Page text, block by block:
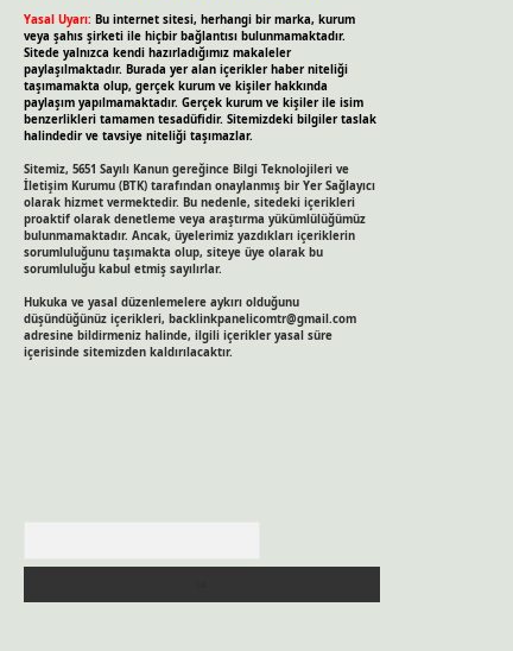
Yasal Uyarı: Bu internet sitesi, herhangi bir marka, kurum
veya şahıs şirketi ile hiçbir bağlantısı bulunmamaktadır.
Sitede yalnızca kendi hazırladığımız makaleler
paylaşılmaktadır. Burada yer alan içerikler haber niteliği
taşımamakta olup, gerçek kurum ve kişiler hakkında
paylaşım yapılmamaktadır. Gerçek kurum ve kişiler ile isim
benzerlikleri tamamen tesadüfidir. Sitemizdeki bilgiler taslak
halindedir ve tavsiye niteliği taşımazlar.
Sitemiz, 5651 Sayılı Kanun gereğince Bilgi Teknolojileri ve
İletişim Kurumu (BTK) tarafından onaylanmış bir Yer Sağlayıcı
olarak hizmet vermektedir. Bu nedenle, sitedeki içerikleri
proaktif olarak denetleme veya araştırma yükümlülüğümüz
bulunmamaktadır. Ancak, üyelerimiz yazdıkları içeriklerin
sorumluluğunu taşımakta olup, siteye üye olarak bu
sorumluluğu kabul etmiş sayılırlar.
Hukuka ve yasal düzenlemelere aykırı olduğunu
düşündüğünüz içerikleri, backlinkpanelicomtr@gmail.com
adresine bildirmeniz halinde, ilgili içerikler yasal süre
içerisinde sitemizden kaldırılacaktır.